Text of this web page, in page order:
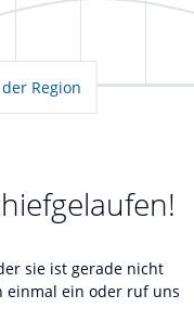
Region
sie ist gerade nicht
einmal ein oder ruf uns